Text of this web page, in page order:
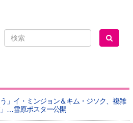
」イ・ミンジョン＆キム・ジソク、複雑
…雪原ポスター公開